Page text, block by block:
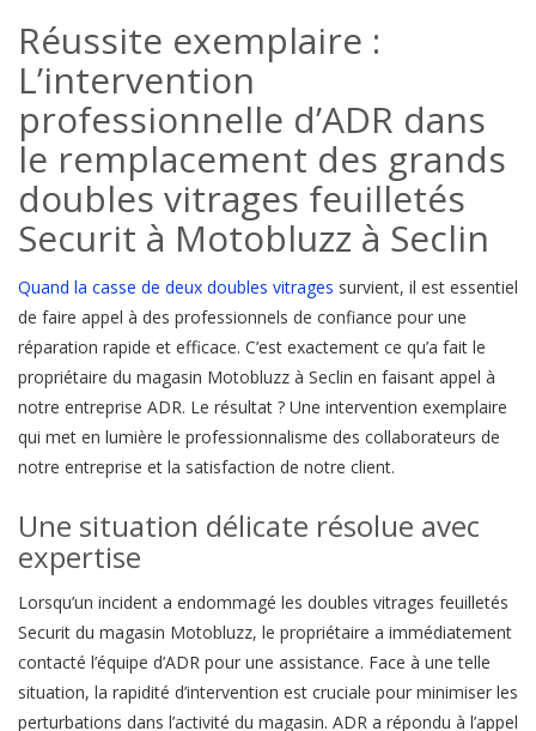
Réussite exemplaire :
L’intervention
professionnelle d’ADR dans
le remplacement des grands
doubles vitrages feuilletés
Securit à Motobluzz à Seclin
Quand la casse de deux doubles vitrages survient, il est essentiel
de faire appel à des professionnels de confiance pour une
réparation rapide et efficace. C’est exactement ce qu’a fait le
propriétaire du magasin Motobluzz à Seclin en faisant appel à
notre entreprise ADR. Le résultat ? Une intervention exemplaire
qui met en lumière le professionnalisme des collaborateurs de
notre entreprise et la satisfaction de notre client.
Une situation délicate résolue avec
expertise
Lorsqu’un incident a endommagé les doubles vitrages feuilletés
Securit du magasin Motobluzz, le propriétaire a immédiatement
contacté l’équipe d’ADR pour une assistance. Face à une telle
situation, la rapidité d’intervention est cruciale pour minimiser les
perturbations dans l’activité du magasin. ADR a répondu à l’appel